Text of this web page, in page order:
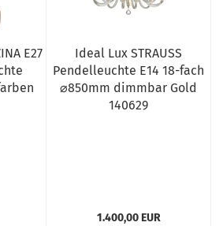
E27
Ideal Lux STRAUSS
Pendelleuchte E14 18-fach
⌀850mm dimmbar Gold
140629
1.400,00 EUR